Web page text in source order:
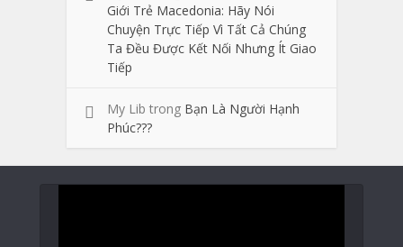
Giới Trẻ Macedonia: Hãy Nói
Chuyện Trực Tiếp Vì Tất Cả Chúng
Ta Đều Được Kết Nối Nhưng Ít Giao
Tiếp
My Lib trong Bạn Là Người Hạnh
Phúc???